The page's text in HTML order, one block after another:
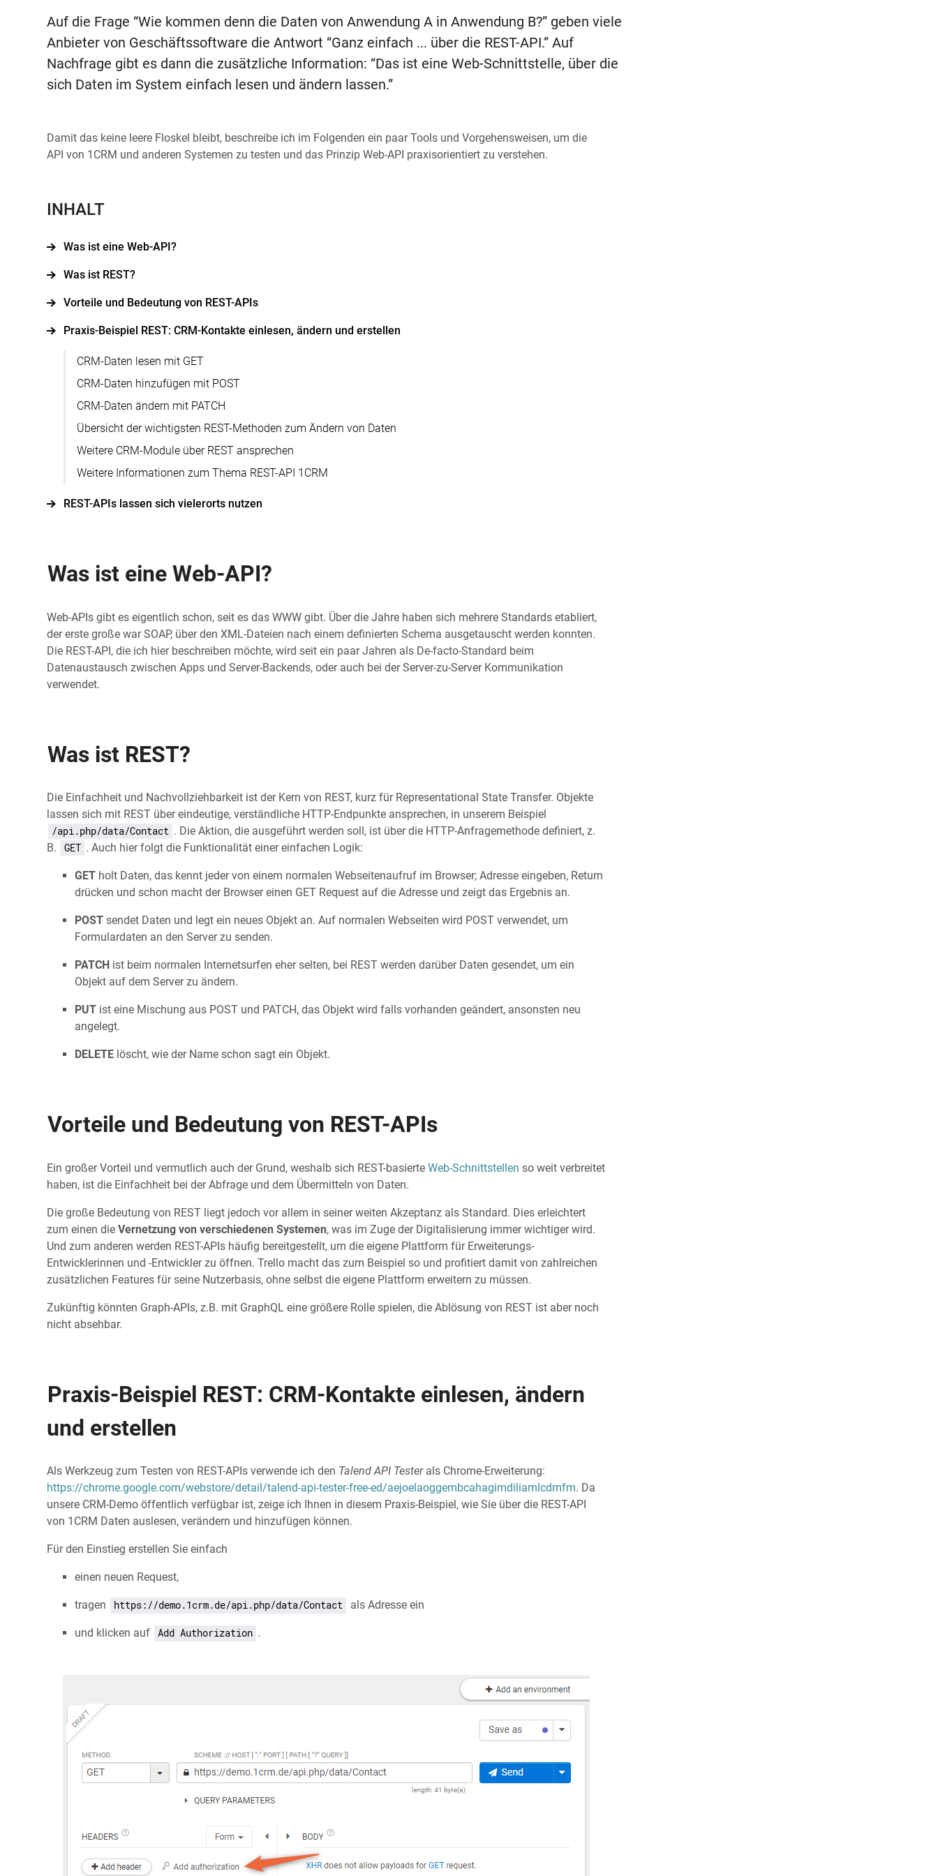
Auf die Frage “Wie kommen denn die Daten von Anwendung A in Anwendung B?” geben viele
Anbieter von Geschäftssoftware die Antwort “Ganz einfach ... über die REST-API.” Auf
Nachfrage gibt es dann die zusätzliche Information: “Das ist eine Web-Schnittstelle, über die
sich Daten im System einfach lesen und ändern lassen.”
Damit das keine leere Floskel bleibt, beschreibe ich im Folgenden ein paar Tools und Vorgehensweisen, um die
API von 1CRM und anderen Systemen zu testen und das Prinzip Web-API praxisorientiert zu verstehen.
INHALT
Was ist eine Web-API?
Was ist REST?
Vorteile und Bedeutung von REST-APIs
Praxis-Beispiel REST: CRM-Kontakte einlesen, ändern und erstellen
CRM-Daten lesen mit GET
CRM-Daten hinzufügen mit POST
CRM-Daten ändern mit PATCH
Übersicht der wichtigsten REST-Methoden zum Ändern von Daten
Weitere CRM-Module über REST ansprechen
Weitere Informationen zum Thema REST-API 1CRM
REST-APIs lassen sich vielerorts nutzen
Was ist eine Web-API?
Web-APIs gibt es eigentlich schon, seit es das WWW gibt. Über die Jahre haben sich mehrere Standards etabliert,
der erste große war SOAP, über den XML-Dateien nach einem definierten Schema ausgetauscht werden konnten.
Die REST-API, die ich hier beschreiben möchte, wird seit ein paar Jahren als De-facto-Standard beim
Datenaustausch zwischen Apps und Server-Backends, oder auch bei der Server-zu-Server Kommunikation
verwendet.
Was ist REST?
Die Einfachheit und Nachvollziehbarkeit ist der Kern von REST, kurz für Representational State Transfer. Objekte
lassen sich mit REST über eindeutige, verständliche HTTP-Endpunkte ansprechen, in unserem Beispiel
/api.php/data/Contact . Die Aktion, die ausgeführt werden soll, ist über die HTTP-Anfragemethode definiert, z.
B.
GET . Auch hier folgt die Funktionalität einer einfachen Logik:
GET holt Daten, das kennt jeder von einem normalen Webseitenaufruf im Browser; Adresse eingeben, Return
drücken und schon macht der Browser einen GET Request auf die Adresse und zeigt das Ergebnis an.
POST sendet Daten und legt ein neues Objekt an. Auf normalen Webseiten wird POST verwendet, um
Formulardaten an den Server zu senden.
PATCH ist beim normalen Internetsurfen eher selten, bei REST werden darüber Daten gesendet, um ein
Objekt auf dem Server zu ändern.
PUT ist eine Mischung aus POST und PATCH, das Objekt wird falls vorhanden geändert, ansonsten neu
angelegt.
DELETE löscht, wie der Name schon sagt ein Objekt.
Vorteile und Bedeutung von REST-APIs
Ein großer Vorteil und vermutlich auch der Grund, weshalb sich REST-basierteWeb-Schnittstellen so weit verbreitet
haben, ist die Einfachheit bei der Abfrage und dem Übermitteln von Daten.
Die große Bedeutung von REST liegt jedoch vor allem in seiner weiten Akzeptanz als Standard. Dies erleichtert
zum einen die Vernetzung von verschiedenen Systemen, was im Zuge der Digitalisierung immer wichtiger wird.
Und zum anderen werden REST-APIs häufig bereitgestellt, um die eigene Plattform für Erweiterungs-
Entwicklerinnen und -Entwickler zu öffnen. Trello macht das zum Beispiel so und profitiert damit von zahlreichen
zusätzlichen Features für seine Nutzerbasis, ohne selbst die eigene Plattform erweitern zu müssen.
Zukünftig könnten Graph-APIs, z.B. mit GraphQL eine größere Rolle spielen, die Ablösung von REST ist aber noch
nicht absehbar.
Praxis-Beispiel REST: CRM-Kontakte einlesen, ändern
und erstellen
Als Werkzeug zum Testen von REST-APIs verwende ich den Talend API Testerals Chrome-Erweiterung:
https://chrome.google.com/webstore/detail/talend-api-tester-free-ed/aejoelaoggembcahagimdiliamlcdmfm. Da
unsere CRM-Demo öffentlich verfügbar ist, zeige ich Ihnen in diesem Praxis-Beispiel, wie Sie über die REST-API
von 1CRM Daten auslesen, verändern und hinzufügen können.
Für den Einstieg erstellen Sie einfach
einen neuen Request,
tragen https://demo.1crm.de/api.php/data/Contact als Adresse ein
und klicken auf Add Authorization .